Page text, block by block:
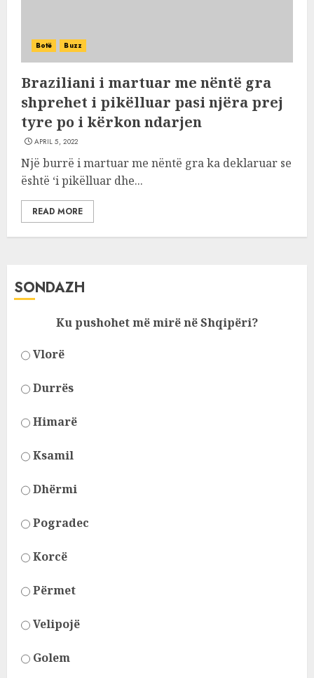
Botë Buzz
Braziliani i martuar me nëntë gra
shprehet i pikëlluar pasi njëra prej
tyre po i kërkon ndarjen
APRIL 5, 2022
Një burrë i martuar me nëntë gra ka deklaruar se
është ‘i pikëlluar dhe...
READ MORE
SONDAZH
Ku pushohet më mirë në Shqipëri?
Vlorë
Durrës
Himarë
Ksamil
Dhërmi
Pogradec
Korcë
Përmet
Velipojë
Golem